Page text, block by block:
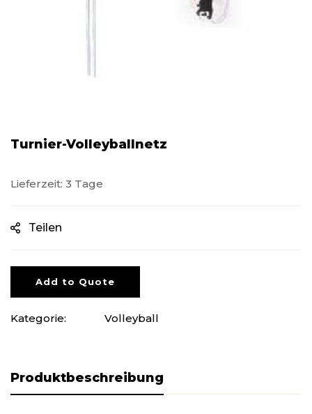
Turnier-Volleyballnetz
Lieferzeit: 3 Tage
Teilen
Add to Quote
Kategorie: Volleyball
Produktbeschreibung